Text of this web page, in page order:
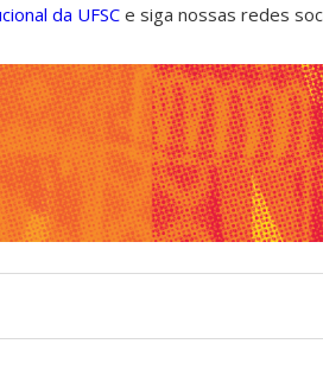
da UFSC e siga nossas redes